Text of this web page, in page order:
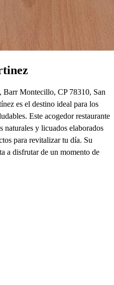
Montecillo, CP 78310, San
es el destino ideal para los
Este acogedor restaurante
naturales y licuados elaborados
para revitalizar tu día. Su
a disfrutar de un momento de